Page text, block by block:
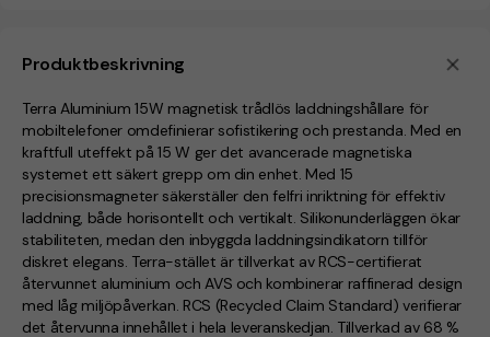
Produktbeskrivning
Terra Aluminium 15W magnetisk trådlös laddningshållare för
mobiltelefoner omdefinierar sofistikering och prestanda. Med en
kraftfull uteffekt på 15 W ger det avancerade magnetiska
systemet ett säkert grepp om din enhet. Med 15
precisionsmagneter säkerställer den felfri inriktning för effektiv
laddning, både horisontellt och vertikalt. Silikonunderläggen ökar
stabiliteten, medan den inbyggda laddningsindikatorn tillför
diskret elegans. Terra-stället är tillverkat av RCS-certifierat
återvunnet aluminium och AVS och kombinerar raffinerad design
med låg miljöpåverkan. RCS (Recycled Claim Standard) verifierar
det återvunna innehållet i hela leveranskedjan. Tillverkad av 68 %